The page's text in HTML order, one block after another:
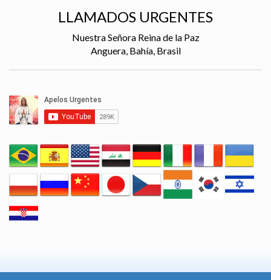
LLAMADOS URGENTES
Nuestra Señora Reina de la Paz
Anguera, Bahía, Brasil